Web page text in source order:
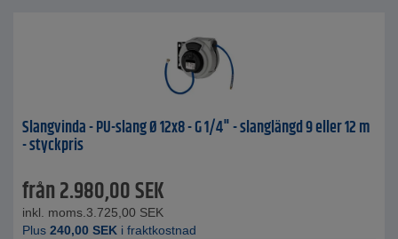
Slangvinda - PU-slang Ø 12x8 - G 1/4" - slanglängd 9 eller 12 m
- styckpris
från2.980,00SEK
inkl. moms. 3.725,00 SEK
Plus 240,00 SEK i fraktkostnad